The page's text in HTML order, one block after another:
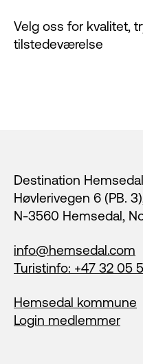
Velg oss for kvalitet,
tilstedeværelse
Destination Hemsedal
Høvlerivegen 6 (PB.
N-3560 Hemsedal,
info@hemsedal.com
Turistinfo: +47 32 05
Hemsedal kommune
Login medlemmer